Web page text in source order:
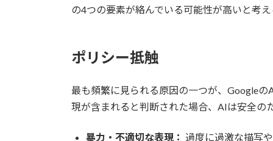
の4つの要素が絡んでいる可能性が高いと考
ポリシー抵触
最も頻繁に見られる原因の一つが、Google
現が含まれると判断された場合、AIは安全の
暴力・不適切な表現： 過度に過激な描写